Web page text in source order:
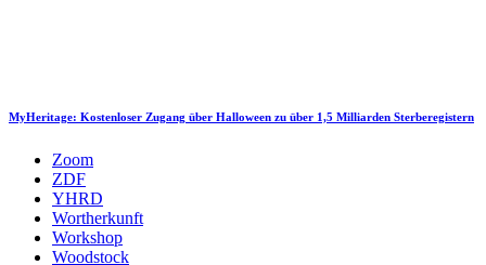
MyHeritage: Kostenloser Zugang über Halloween zu über 1,5 Milliarden Sterberegistern
Zoom
ZDF
YHRD
Wortherkunft
Workshop
Woodstock